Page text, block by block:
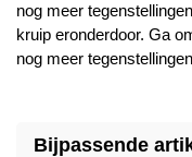
nog meer
kruip eronderdoor. Ga
nog meer
Bijpassende